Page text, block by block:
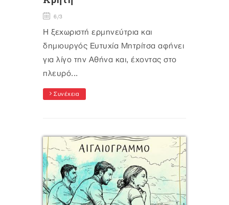
6/3
Η ξεχωριστή ερμηνεύτρια και
δημιουργός Ευτυχία Μητρίτσα αφήνει
για λίγο την Αθήνα και, έχοντας στο
πλευρό...
Συνέχεια